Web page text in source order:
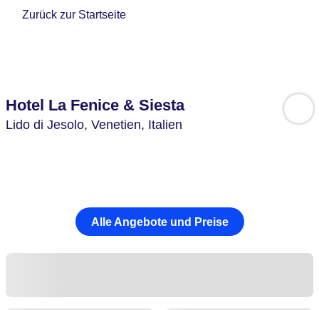
Zurück zur Startseite
Hotel La Fenice & Siesta
Lido di Jesolo, Venetien, Italien
Alle Angebote und Preise